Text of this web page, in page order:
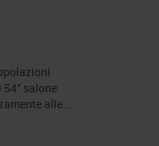
salone
alle…